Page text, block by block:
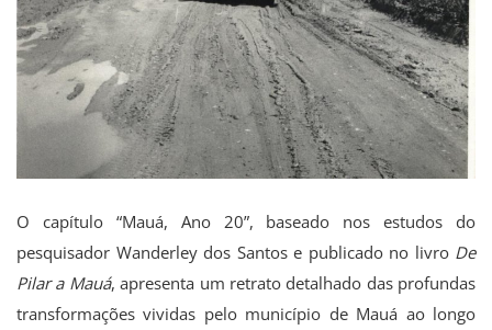
O capítulo “Mauá, Ano 20”, baseado nos estudos do
pesquisador Wanderley dos Santos e publicado no livro De
Pilar a Mauá, apresenta um retrato detalhado das profundas
transformações vividas pelo município de Mauá ao longo